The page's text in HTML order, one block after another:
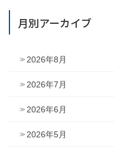
月別アーカイブ
2026年8月
2026年7月
2026年6月
2026年5月